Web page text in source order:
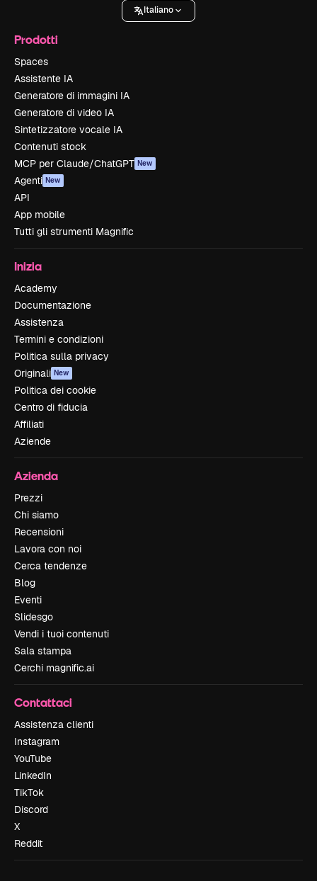
Italiano
Prodotti
Spaces
Assistente IA
Generatore di immagini IA
Generatore di video IA
Sintetizzatore vocale IA
Contenuti stock
MCP per Claude/ChatGPT New
Agenti New
API
App mobile
Tutti gli strumenti Magnific
Inizia
Academy
Documentazione
Assistenza
Termini e condizioni
Politica sulla privacy
Originali New
Politica dei cookie
Centro di fiducia
Affiliati
Aziende
Azienda
Prezzi
Chi siamo
Recensioni
Lavora con noi
Cerca tendenze
Blog
Eventi
Slidesgo
Vendi i tuoi contenuti
Sala stampa
Cerchi magnific.ai
Contattaci
Assistenza clienti
Instagram
YouTube
LinkedIn
TikTok
Discord
X
Reddit